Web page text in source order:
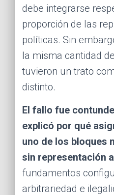
debe integrarse
proporción de las
políticas. Sin
la misma cantidad
tuvieron un trato
distinto.
El fallo fue
explicó por qué
uno de los bloques
sin representación
fundamentos
arbitrariedad e